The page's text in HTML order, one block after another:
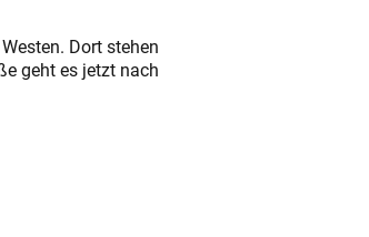
Dort stehen
geht es jetzt nach